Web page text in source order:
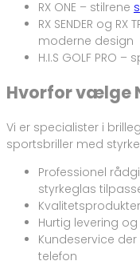
RX ONE – stilrene
RX SENDER og
moderne design
H.I.S GOLF PRO
Hvorfor vælge
Vi er specialister i
sportsbriller med
Professionel
styrkeglas
Hurtig levering
Kundeservice
telefon